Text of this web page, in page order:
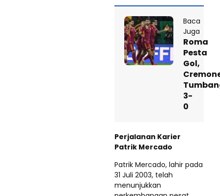
Baca
Juga
Roma
Pesta
Gol,
3-
0
Perjalanan Karier
Patrik Mercado
Patrik Mercado, lahir pada
31 Juli 2003, telah
menunjukkan